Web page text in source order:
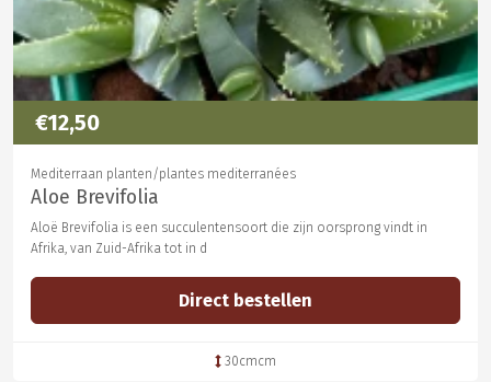
€12,50
Mediterraan planten/plantes mediterranées
Aloe Brevifolia
Aloë Brevifolia is een succulentensoort die zijn oorsprong vindt in
Afrika, van Zuid-Afrika tot in d
Direct bestellen
30cmcm